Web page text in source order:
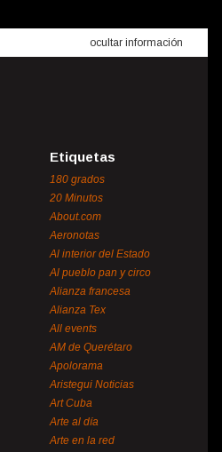
ocultar información
Etiquetas
180 grados
20 Minutos
About.com
Aeronotas
Al interior del Estado
Al pueblo pan y circo
Alianza francesa
Alianza Tex
All events
AM de Querétaro
Apolorama
Aristegui Noticias
Art Cuba
Arte al día
Arte en la red